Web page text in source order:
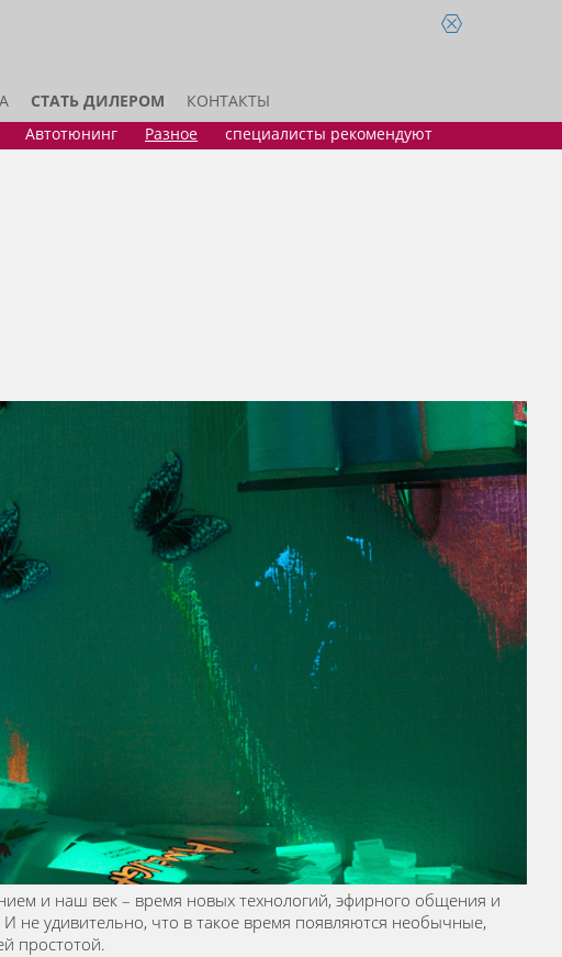
СТАТЬ ДИЛЕРОМ
КОНТАКТЫ
Автотюнинг Разное специалисты рекомендуют
и наш век – время новых технологий, эфирного общения и
не удивительно, что в такое время появляются необычные,
простотой.